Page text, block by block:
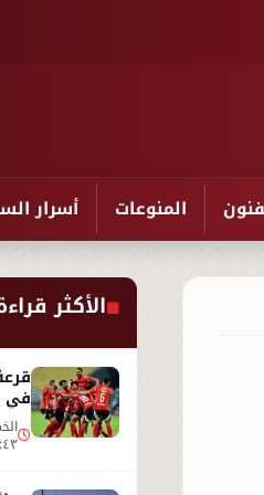
المنوعات أسرار
الأكثر
في